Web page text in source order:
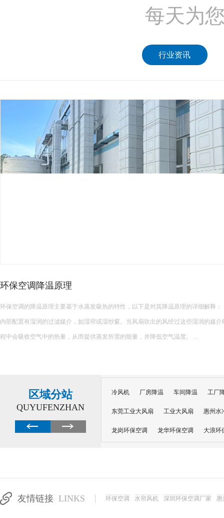
每天为
行业资讯
环保空调降温原理
环保空调的降温原理主要基于水蒸发吸热的特性，以下是对其降温原理的详细解释： 一、核心原理 环保空调
内部配置有湿润的过滤媒介，如湿帘或湿纱窗。当风扇吹出的风经过这些湿润的媒
程中会吸收空气中的热量，从而提供蒸发所需的能量，并降低空气温度。 ...
区域分站
QUYUFENZHAN
冷风机 厂房降温 车间降温 工厂
东莞工业大风扇 工业大风扇 惠州水
龙岗环保空调 龙华环保空调 大浪环
友情链接 LINKS 环保空调 水帘风机 深圳环保空调厂家 惠